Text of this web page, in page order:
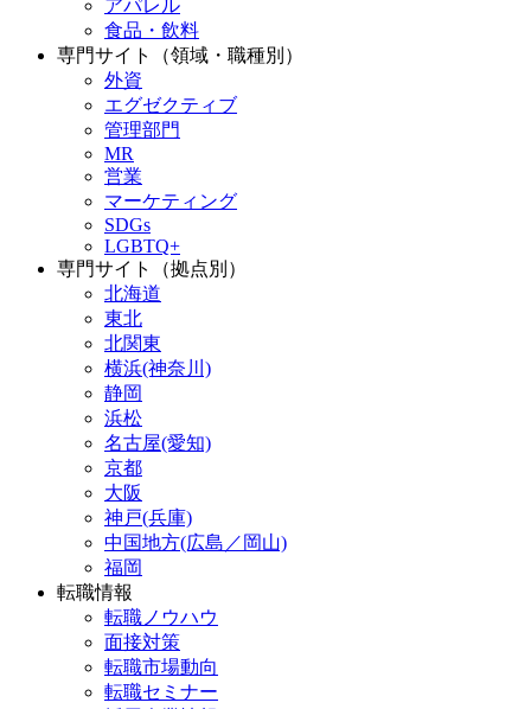
アパレル
食品・飲料
専門サイト（領域・職種別）
外資
エグゼクティブ
管理部門
MR
営業
マーケティング
SDGs
LGBTQ+
専門サイト（拠点別）
北海道
東北
北関東
横浜(神奈川)
静岡
浜松
名古屋(愛知)
京都
大阪
神戸(兵庫)
中国地方(広島／岡山)
福岡
転職情報
転職ノウハウ
面接対策
転職市場動向
転職セミナー